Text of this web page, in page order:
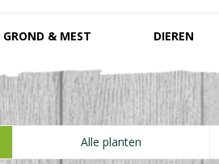
GROND & MEST DIEREN
Alle planten